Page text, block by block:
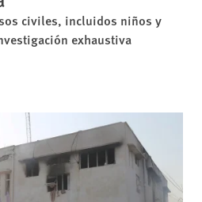
civiles, incluidos niños y
exhaustiva
via Compartir